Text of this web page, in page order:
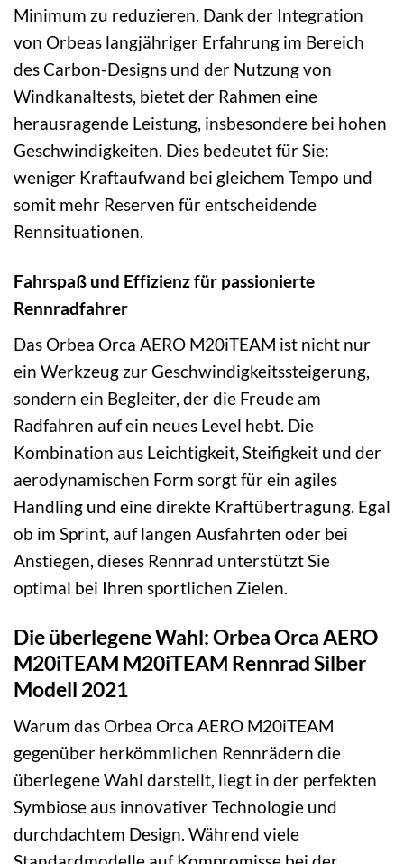
Minimum zu reduzieren. Dank der Integration
von Orbeas langjähriger Erfahrung im Bereich
des Carbon-Designs und der Nutzung von
Windkanaltests, bietet der Rahmen eine
herausragende Leistung, insbesondere bei hohen
Geschwindigkeiten. Dies bedeutet für Sie:
weniger Kraftaufwand bei gleichem Tempo und
somit mehr Reserven für entscheidende
Rennsituationen.
Fahrspaß und Effizienz für passionierte
Rennradfahrer
Das Orbea Orca AERO M20iTEAM ist nicht nur
ein Werkzeug zur Geschwindigkeitssteigerung,
sondern ein Begleiter, der die Freude am
Radfahren auf ein neues Level hebt. Die
Kombination aus Leichtigkeit, Steifigkeit und der
aerodynamischen Form sorgt für ein agiles
Handling und eine direkte Kraftübertragung. Egal
ob im Sprint, auf langen Ausfahrten oder bei
Anstiegen, dieses Rennrad unterstützt Sie
optimal bei Ihren sportlichen Zielen.
Die überlegene Wahl: Orbea Orca AERO
M20iTEAM M20iTEAM Rennrad Silber
Modell 2021
Warum das Orbea Orca AERO M20iTEAM
gegenüber herkömmlichen Rennrädern die
überlegene Wahl darstellt, liegt in der perfekten
Symbiose aus innovativer Technologie und
durchdachtem Design. Während viele